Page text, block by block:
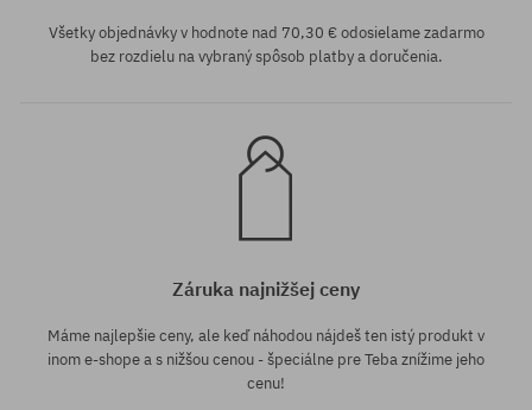
Všetky objednávky v hodnote nad 70,30 € odosielame zadarmo
bez rozdielu na vybraný spôsob platby a doručenia.
Záruka najnižšej ceny
Máme najlepšie ceny, ale keď náhodou nájdeš ten istý produkt v
inom e-shope a s nižšou cenou - špeciálne pre Teba znížime jeho
cenu!